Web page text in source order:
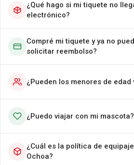
¿Qué hago si mi tiquete no
electrónico?
Compré mi tiquete y ya no
solicitar reembolso?
¿Pueden los menores de edad
¿Puedo viajar con mi mascota?
¿Cuál es la política de
Ochoa?